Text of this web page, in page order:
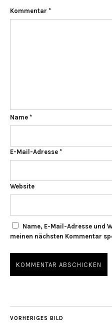
Kommentar *
Name *
E-Mail-Adresse *
Website
Name, E-Mail-Adresse und
meinen nächsten Kommentar
VORHERIGES BILD